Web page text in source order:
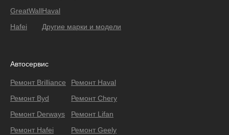
GreatWall
Hafei
Haval
Другие марки и модели
Автосервис
Ремонт Brilliance
Ремонт Byd
Ремонт Derways
Ремонт Hafei
Ремонт Haval
Ремонт Chery
Ремонт Lifan
Ремонт Geely